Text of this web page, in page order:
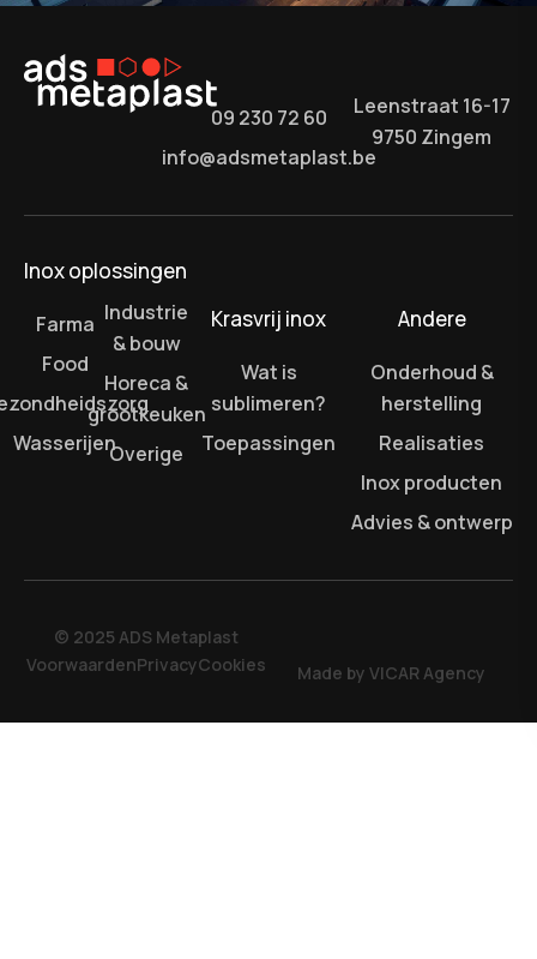
09 230 72 60
info@adsmetaplast.be
Leenstraat 16-17
9750 Zingem
Inox oplossingen
Farma
Food
Wasserijen
Industrie
& bouw
Horeca &
grootkeuken
Overige
Krasvrij inox
Wat is
sublimeren?
Toepassingen
Andere
Onderhoud &
herstelling
Realisaties
Inox producten
Advies & ontwerp
© 2025 ADS Metaplast
VoorwaardenPrivacyCookies Made by VICAR Agency